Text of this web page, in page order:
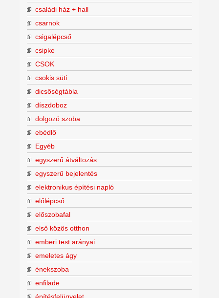
családi ház + hall
csarnok
csigalépcső
csipke
CSOK
csokis süti
dicsőségtábla
díszdoboz
dolgozó szoba
ebédlő
Egyéb
egyszerű átváltozás
egyszerű bejelentés
elektronikus építési napló
előlépcső
előszobafal
első közös otthon
emberi test arányai
emeletes ágy
énekszoba
enfilade
építésfelügyelet